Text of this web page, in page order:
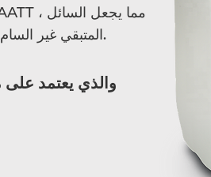
المتبقي غير السام آمنًا بدرجة كافية ليتم تصريفه في نظام الصرف العادي.